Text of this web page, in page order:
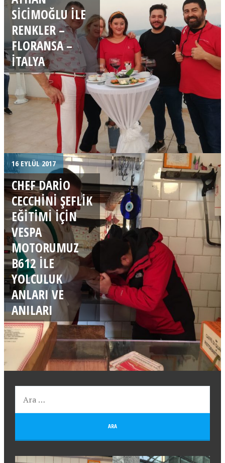
SICIMOĞLU ILE
RENKLER –
FLORANSA –
İTALYA
16 EYLÜL 2017
CHEF DARIO
CECCHINI ŞEFLIK
EĞITIMI IÇIN
VESPA
MOTORUMUZ
B612 ILE
YOLCULUK
ANLARI VE
ANILARI